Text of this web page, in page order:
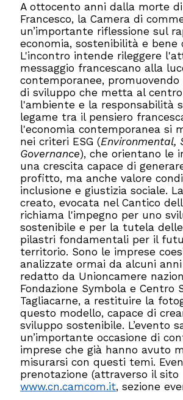
A ottocento anni dalla morte di
Francesco, la Camera di
un’importante riflessione sul
economia, sostenibilità e bene
L'incontro intende rileggere
messaggio francescano alla
contemporanee,
di sviluppo che metta al
l'ambiente e la responsabilità
legame tra il pensiero
l'economia contemporanea si
nei criteri ESG (Environmental,
Governance), che orientano le
una crescita capace di
profitto, ma anche valore
inclusione e giustizia sociale.
creato, evocata nel Cantico
richiama l'impegno per uno
sostenibile e per la tutela
pilastri fondamentali per il
territorio. Sono le imprese
analizzate ormai da alcuni
redatto da Unioncamere
Fondazione Symbola e Centro
Tagliacarne, a restituire la
questo modello, capace di
sviluppo sostenibile. L’evento
un’importante occasione di
imprese che già hanno avuto
misurarsi con questi temi.
prenotazione (attraverso il sito
www.cn.camcom.it, sezione